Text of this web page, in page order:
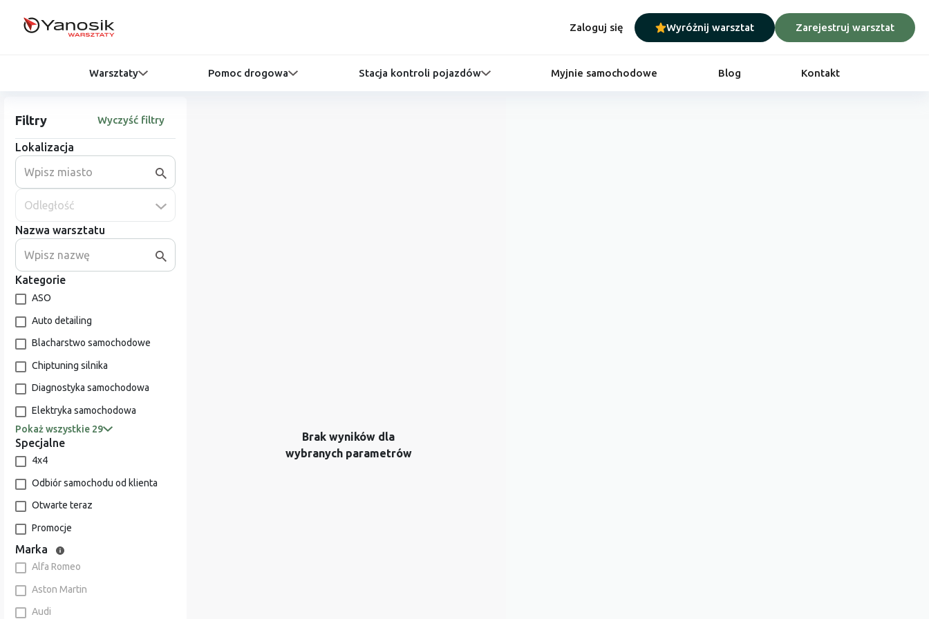
Zaloguj się Wyróżnij warsztat Zarejestruj warsztat
Warsztaty Pomoc drogowa Stacja kontroli pojazdów Myjnie samochodowe Blog Kontakt
Filtry Wyczyść filtry
Lokalizacja
Odległość
Nazwa warsztatu
Kategorie
ASO
Auto detailing
Blacharstwo samochodowe
Chiptuning silnika
Diagnostyka samochodowa
Elektryka samochodowa
Pokaż wszystkie 29
Specjalne
4x4
Odbiór samochodu od klienta
Otwarte teraz
Promocje
Marka
Alfa Romeo
Aston Martin
Audi
Brak wyników dla
wybranych parametrów